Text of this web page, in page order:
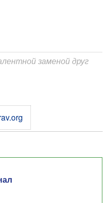
заменой друг